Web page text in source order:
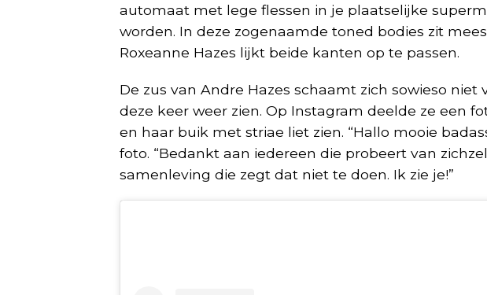
automaat met lege flessen in je plaatselijke
worden. In deze zogenaamde toned bodies zit
Roxeanne Hazes lijkt beide kanten op te passen.
De zus van Andre Hazes schaamt zich sowieso
deze keer weer zien. Op Instagram deelde ze een
en haar buik met striae liet zien. “Hallo mooie
foto. “Bedankt aan iedereen die probeert van
samenleving die zegt dat niet te doen. Ik zie je!”